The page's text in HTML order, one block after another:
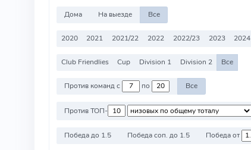
Дома На выезде Все
2020 2021 2021/22 2022 2022/23 2023 2024
Club Friendlies Cup Division 1 Division 2 Все
Против команд с по Все
Против ТОП-
Победа до 1.5 Победа соп. до 1.5 Победа от